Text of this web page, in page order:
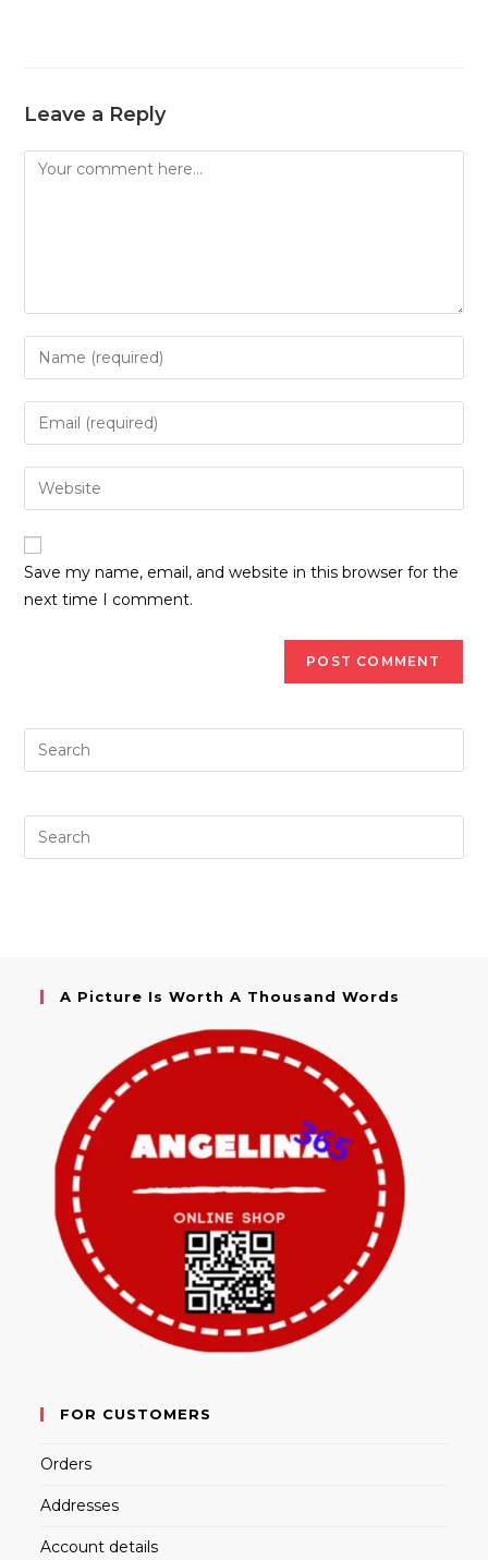
Leave a Reply
Comment
Enter
your
name
to
comment
Enter
your
email
address
comment
Enter
your
website
URL
(optional)
Save my name, email, and website in this browser for the
next time I comment.
A Picture Is Worth A Thousand Words
FOR CUSTOMERS
Orders
Addresses
Account details